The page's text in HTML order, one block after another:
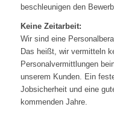
beschleunigen den
Keine Zeitarbeit:
Wir sind eine
Das heißt, wir vermitteln
Personalvermittlungen
unserem Kunden. Ein
Jobsicherheit und eine
kommenden Jahre.